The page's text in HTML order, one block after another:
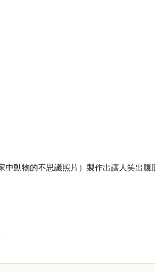
動物的不思議照片）製作出讓人笑出腹